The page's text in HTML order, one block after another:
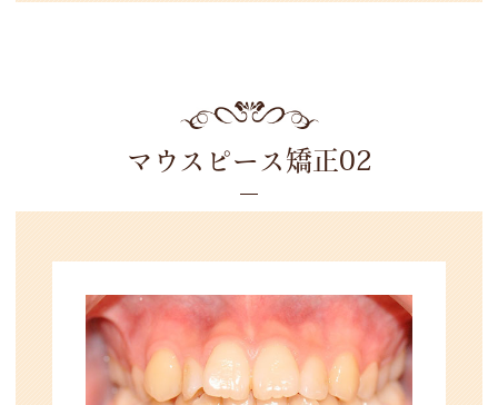
マウスピース矯正02